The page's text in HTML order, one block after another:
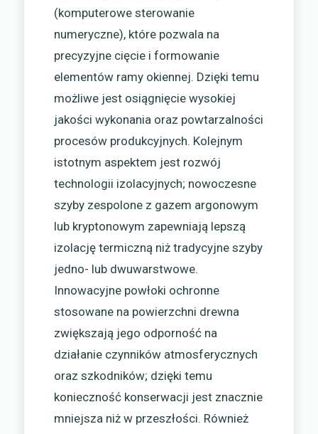
(komputerowe sterowanie
numeryczne), które pozwala na
precyzyjne cięcie i formowanie
elementów ramy okiennej. Dzięki temu
możliwe jest osiągnięcie wysokiej
jakości wykonania oraz powtarzalności
procesów produkcyjnych. Kolejnym
istotnym aspektem jest rozwój
technologii izolacyjnych; nowoczesne
szyby zespolone z gazem argonowym
lub kryptonowym zapewniają lepszą
izolację termiczną niż tradycyjne szyby
jedno- lub dwuwarstwowe.
Innowacyjne powłoki ochronne
stosowane na powierzchni drewna
zwiększają jego odporność na
działanie czynników atmosferycznych
oraz szkodników; dzięki temu
konieczność konserwacji jest znacznie
mniejsza niż w przeszłości. Również